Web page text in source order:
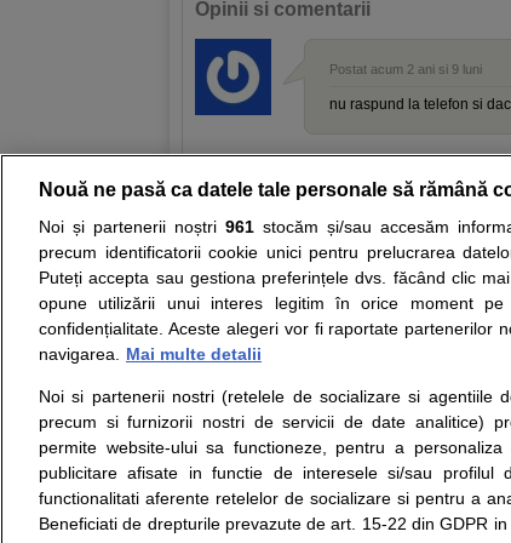
Opinii si comentarii
Postat acum 2 ani si 9 luni
nu raspund la telefon si
Resurse: Autoevaluare simptome
Opiniile avizate ale medicilor, sfaturile si
nici diagnosticul stabilit in urma investigatiilor
ii punem la dispozitie pentru programare in
Despre noi
Contact
Intrebari frecvente
Consultanti
medicali
Termeni si conditii
Politica de
confidentialitate
Politica de cookie
Modifica Setarile
Nouă ne pasă ca datele tale personale să rămână
Noi și partenerii noștri 961stocăm și/sau accesăm
precum identificatorii cookie unici pentru prelucrarea
Puteți accepta sau gestiona preferințele dvs. făcând clic
opune utilizării unui interes legitim în orice moment
confidențialitate. Aceste alegeri vor fi raportate partenerilor
navigarea.
Mai multe detalii
Noi si partenerii nostri (retelele de socializare si agentiile
precum si furnizorii nostri de servicii de date analitice)
permite website-ului sa functioneze, pentru a
publicitare afisate in functie de interesele si/sau profilul
functionalitati aferente retelelor de socializare si pentru a
Beneficiati de drepturile prevazute de art. 15-22 din GDPR